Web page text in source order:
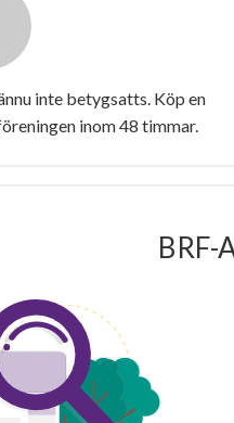
inte betygsatts. Köp en
inom 48 timmar.
BRF-